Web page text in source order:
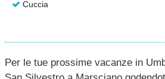
Cuccia
Per le tue prossime vacanze in